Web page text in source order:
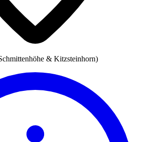
& Kitzsteinhorn)